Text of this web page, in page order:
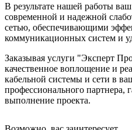
В результате нашей работы ваш
современной и надежной
сетью, обеспечивающими
коммуникационных систем и
Заказывая услуги "Эксперт
качественное воплощение и
кабельной системы и сети в
профессионального партнера,
выполнение проекта.